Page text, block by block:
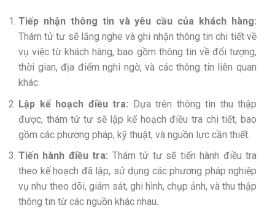
Tiếp nhận thông tin và yêu cầu của khách hàng:
Thám tử tư sẽ lắng nghe và ghi nhận thông tin chi tiết về
vụ việc từ khách hàng, bao gồm thông tin về đối tượng,
thời gian, địa điểm nghi ngờ, và các thông tin liên quan
khác.
Lập kế hoạch điều tra: Dựa trên thông tin thu thập
được, thám tử tư sẽ lập kế hoạch điều tra chi tiết, bao
gồm các phương pháp, kỹ thuật, và nguồn lực cần thiết.
Tiến hành điều tra: Thám tử tư sẽ tiến hành điều tra
theo kế hoạch đã lập, sử dụng các phương pháp nghiệp
vụ như theo dõi, giám sát, ghi hình, chụp ảnh, và thu thập
thông tin từ các nguồn khác nhau.